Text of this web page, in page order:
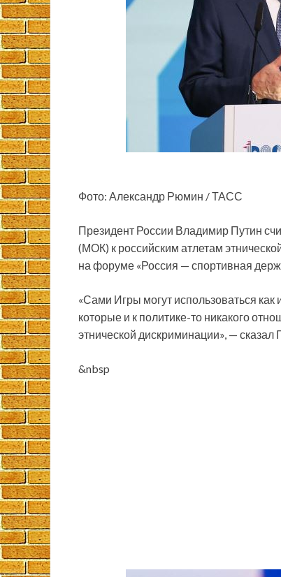
Фото: Александр Рюмин / ТАСС
Президент России Владимир Путин
(МОК) к российским атлетам
на форуме «Россия — спортивная
«Сами Игры могут использоваться
которые и к политике-то никакого
этнической дискриминации», — сказал
&nbsp